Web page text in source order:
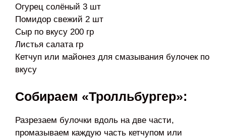
Огурец солёный 3 шт
Помидор свежий 2 шт
Сыр по вкусу 200 гр
Листья салата гр
Кетчуп или майонез для смазывания булочек по
вкусу
Собираем «Тролльбургер»:
Разрезаем булочки вдоль на две части,
промазываем каждую часть кетчупом или